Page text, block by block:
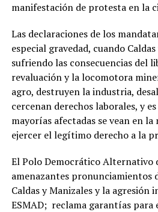
manifestación de protesta en la
Las declaraciones de los
especial gravedad, cuando
sufriendo las consecuencias del
revaluación y la locomotora
agro, destruyen la industria,
cercenan derechos laborales, y
mayorías afectadas se vean en la
ejercer el legítimo derecho a la
El Polo Democrático Alternativo
amenazantes pronunciamientos
Caldas y Manizales y la agresión
ESMAD; reclama garantías para